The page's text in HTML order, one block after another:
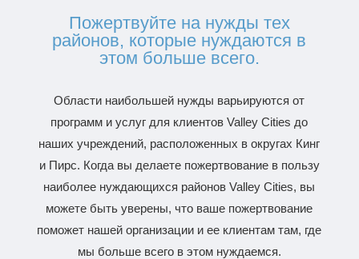
Пожертвуйте на нужды тех
районов, которые нуждаются в
этом больше всего.
Области наибольшей нужды варьируются от
программ и услуг для клиентов Valley Cities до
наших учреждений, расположенных в округах Кинг
и Пирс. Когда вы делаете пожертвование в пользу
наиболее нуждающихся районов Valley Cities, вы
можете быть уверены, что ваше пожертвование
поможет нашей организации и ее клиентам там, где
мы больше всего в этом нуждаемся.